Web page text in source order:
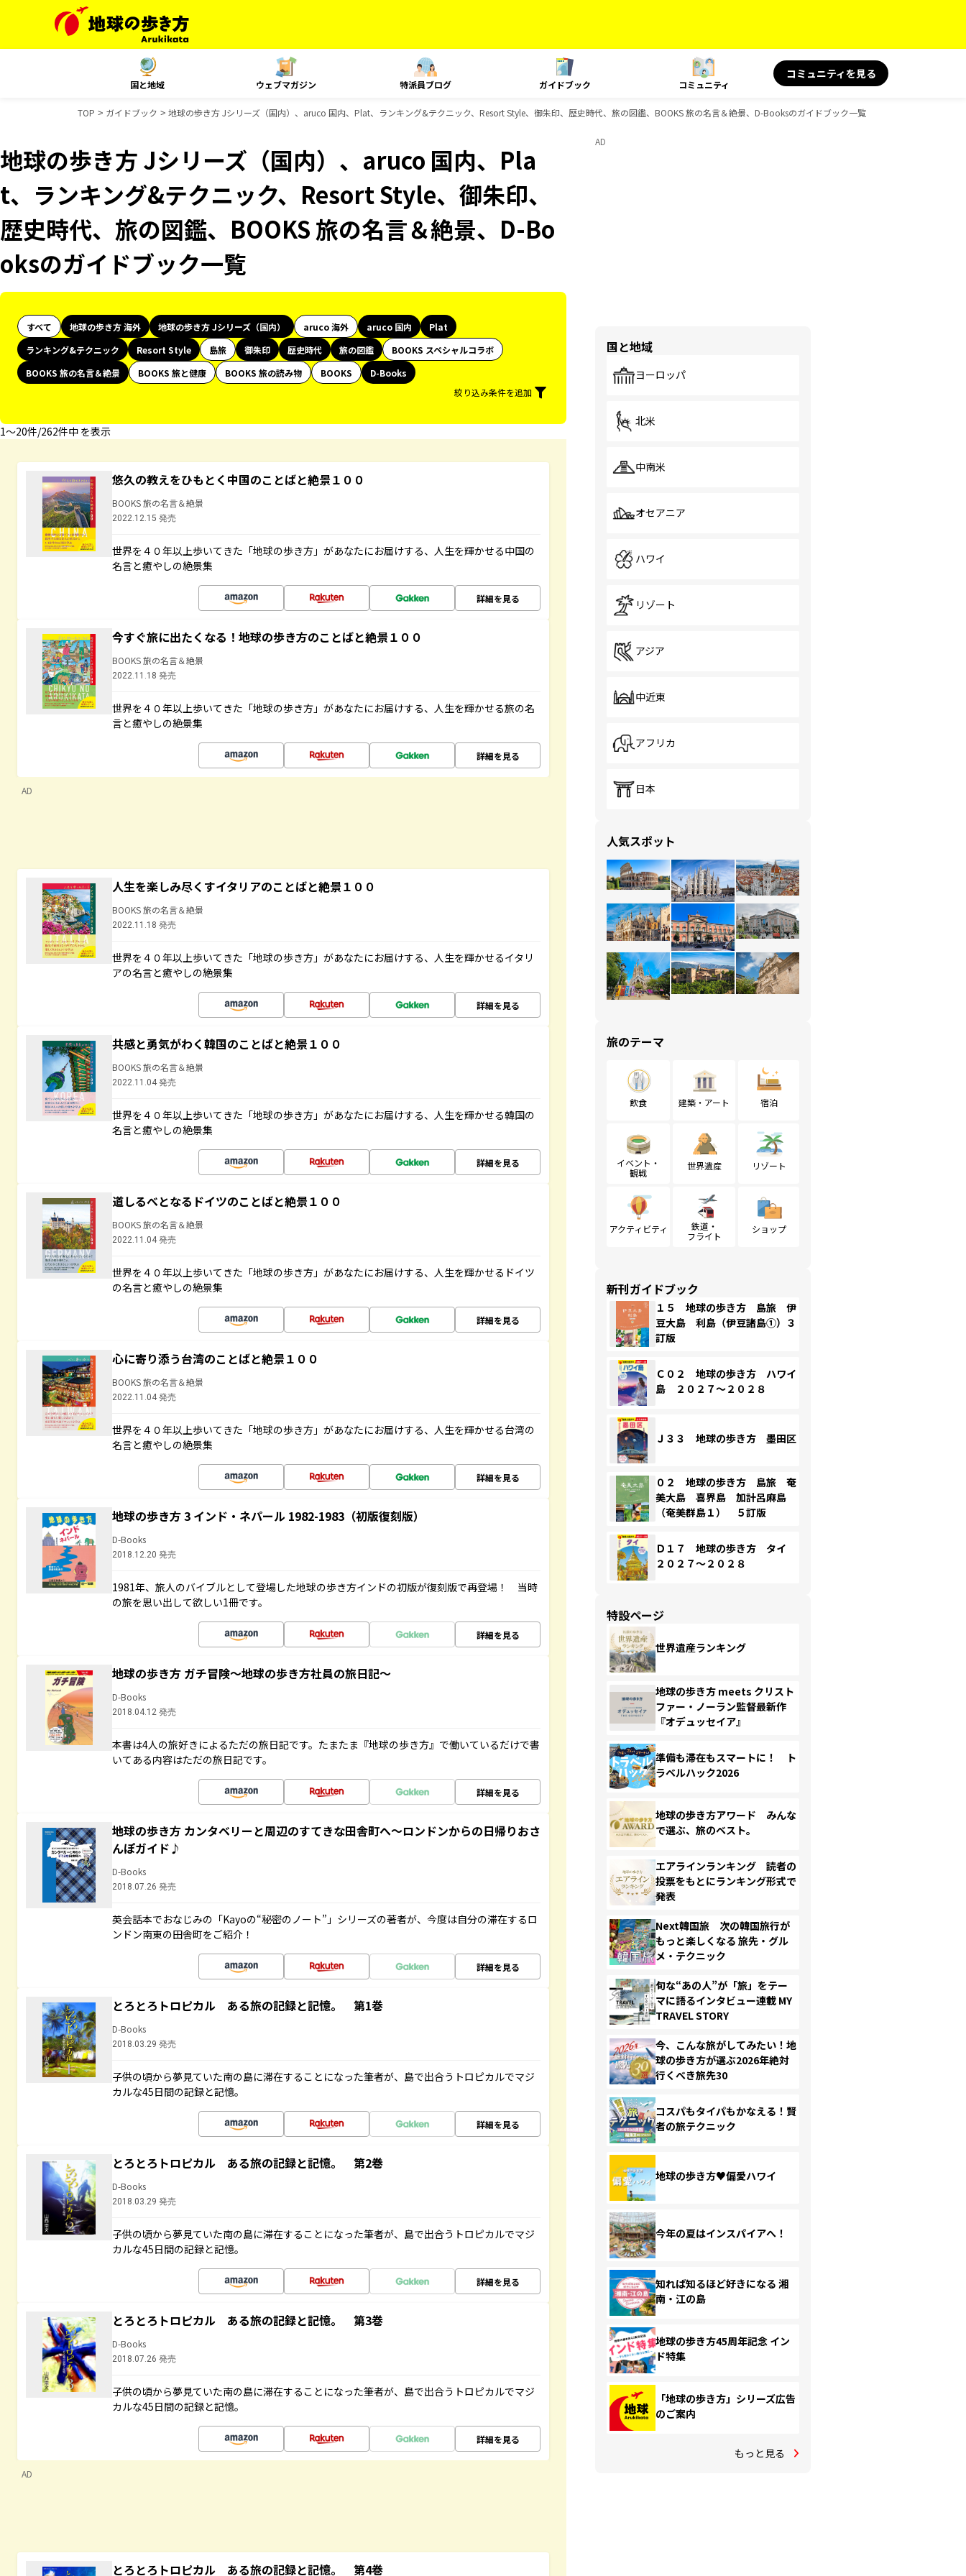
国と地域 ウェブマガジン 特派員ブログ ガイドブック コミュニティ
コミュニティを見る
TOP ガイドブック 地球の歩き方 Jシリーズ（国内）、aruco 国内、Plat、ランキング&テクニック、Resort Style、御朱印、歴史時代、旅の図鑑、BOOKS 旅の名言＆絶景、D-Booksのガイドブック一覧
地球の歩き方 Jシリーズ（国内）、aruco 国内、Pla
t、ランキング&テクニック、Resort Style、御朱印、
歴史時代、旅の図鑑、BOOKS 旅の名言＆絶景、D-Bo
oksのガイドブック一覧
すべて 地球の歩き方 海外 地球の歩き方 Jシリーズ（国内） aruco 海外 aruco 国内
Plat
ランキング&テクニック
Resort Style 島旅 御朱印 歴史時代 旅の図鑑
BOOKS スペシャルコラボ
BOOKS 旅の名言＆絶景
BOOKS 旅と健康 BOOKS 旅の読み物 BOOKS
D-Books
絞り込み条件を追加
1〜20件/262件中 を表示
悠久の教えをひもとく中国のことばと絶景１００
BOOKS 旅の名言＆絶景
2022.12.15 発売
世界を４０年以上歩いてきた「地球の歩き方」があなたにお届けする、人生を輝かせる中国の
名言と癒やしの絶景集
詳細を見る
今すぐ旅に出たくなる！地球の歩き方のことばと絶景１００
BOOKS 旅の名言＆絶景
2022.11.18 発売
世界を４０年以上歩いてきた「地球の歩き方」があなたにお届けする、人生を輝かせる旅の名
言と癒やしの絶景集
詳細を見る
AD
人生を楽しみ尽くすイタリアのことばと絶景１００
BOOKS 旅の名言＆絶景
2022.11.18 発売
世界を４０年以上歩いてきた「地球の歩き方」があなたにお届けする、人生を輝かせるイタリ
アの名言と癒やしの絶景集
詳細を見る
共感と勇気がわく韓国のことばと絶景１００
BOOKS 旅の名言＆絶景
2022.11.04 発売
世界を４０年以上歩いてきた「地球の歩き方」があなたにお届けする、人生を輝かせる韓国の
名言と癒やしの絶景集
詳細を見る
道しるべとなるドイツのことばと絶景１００
BOOKS 旅の名言＆絶景
2022.11.04 発売
世界を４０年以上歩いてきた「地球の歩き方」があなたにお届けする、人生を輝かせるドイツ
の名言と癒やしの絶景集
詳細を見る
心に寄り添う台湾のことばと絶景１００
BOOKS 旅の名言＆絶景
2022.11.04 発売
世界を４０年以上歩いてきた「地球の歩き方」があなたにお届けする、人生を輝かせる台湾の
名言と癒やしの絶景集
詳細を見る
地球の歩き方 3 インド・ネパール 1982-1983（初版復刻版）
D-Books
2018.12.20 発売
1981年、旅人のバイブルとして登場した地球の歩き方インドの初版が復刻版で再登場！ 当時
の旅を思い出して欲しい1冊です。
詳細を見る
地球の歩き方 ガチ冒険～地球の歩き方社員の旅日記～
D-Books
2018.04.12 発売
本書は4人の旅好きによるただの旅日記です。たまたま『地球の歩き方』で働いているだけで書
いてある内容はただの旅日記です。
詳細を見る
地球の歩き方 カンタベリーと周辺のすてきな田舎町へ～ロンドンからの日帰りおさ
んぽガイド♪
D-Books
2018.07.26 発売
英会話本でおなじみの「Kayoの“秘密のノート”」シリーズの著者が、今度は自分の滞在するロ
ンドン南東の田舎町をご紹介！
詳細を見る
とろとろトロピカル ある旅の記録と記憶。 第1巻
D-Books
2018.03.29 発売
子供の頃から夢見ていた南の島に滞在することになった筆者が、島で出合うトロピカルでマジ
カルな45日間の記録と記憶。
詳細を見る
とろとろトロピカル ある旅の記録と記憶。 第2巻
D-Books
2018.03.29 発売
子供の頃から夢見ていた南の島に滞在することになった筆者が、島で出合うトロピカルでマジ
カルな45日間の記録と記憶。
詳細を見る
とろとろトロピカル ある旅の記録と記憶。 第3巻
D-Books
2018.07.26 発売
子供の頃から夢見ていた南の島に滞在することになった筆者が、島で出合うトロピカルでマジ
カルな45日間の記録と記憶。
詳細を見る
AD
とろとろトロピカル ある旅の記録と記憶。 第4巻
AD
国と地域
ヨーロッパ
北米
中南米
オセアニア
ハワイ
リゾート
アジア
中近東
アフリカ
日本
人気スポット
旅のテーマ
飲食 建築・アート 宿泊
イベント・
観戦
世界遺産 リゾート
アクティビティ
鉄道・
フライト
ショップ
新刊ガイドブック
１５ 地球の歩き方 島旅 伊
豆大島 利島（伊豆諸島①）３
訂版
Ｃ０２ 地球の歩き方 ハワイ
島 ２０２７～２０２８
Ｊ３３ 地球の歩き方 墨田区
０２ 地球の歩き方 島旅 奄
美大島 喜界島 加計呂麻島
（奄美群島１） ５訂版
Ｄ１７ 地球の歩き方 タイ
２０２７～２０２８
特設ページ
世界遺産ランキング
地球の歩き方 meets クリスト
ファー・ノーラン監督最新作
『オデュッセイア』
準備も滞在もスマートに！ ト
ラベルハック2026
地球の歩き方アワード みんな
で選ぶ、旅のベスト。
エアラインランキング 読者の
投票をもとにランキング形式で
発表
Next韓国旅 次の韓国旅行が
もっと楽しくなる 旅先・グル
メ・テクニック
旬な“あの人”が「旅」をテー
マに語るインタビュー連載 MY
TRAVEL STORY
今、こんな旅がしてみたい！地
球の歩き方が選ぶ2026年絶対
行くべき旅先30
コスパもタイパもかなえる！賢
者の旅テクニック
地球の歩き方♥偏愛ハワイ
今年の夏はインスパイアへ！
知れば知るほど好きになる 湘
南・江の島
地球の歩き方45周年記念 イン
ド特集
「地球の歩き方」シリーズ広告
のご案内
もっと見る